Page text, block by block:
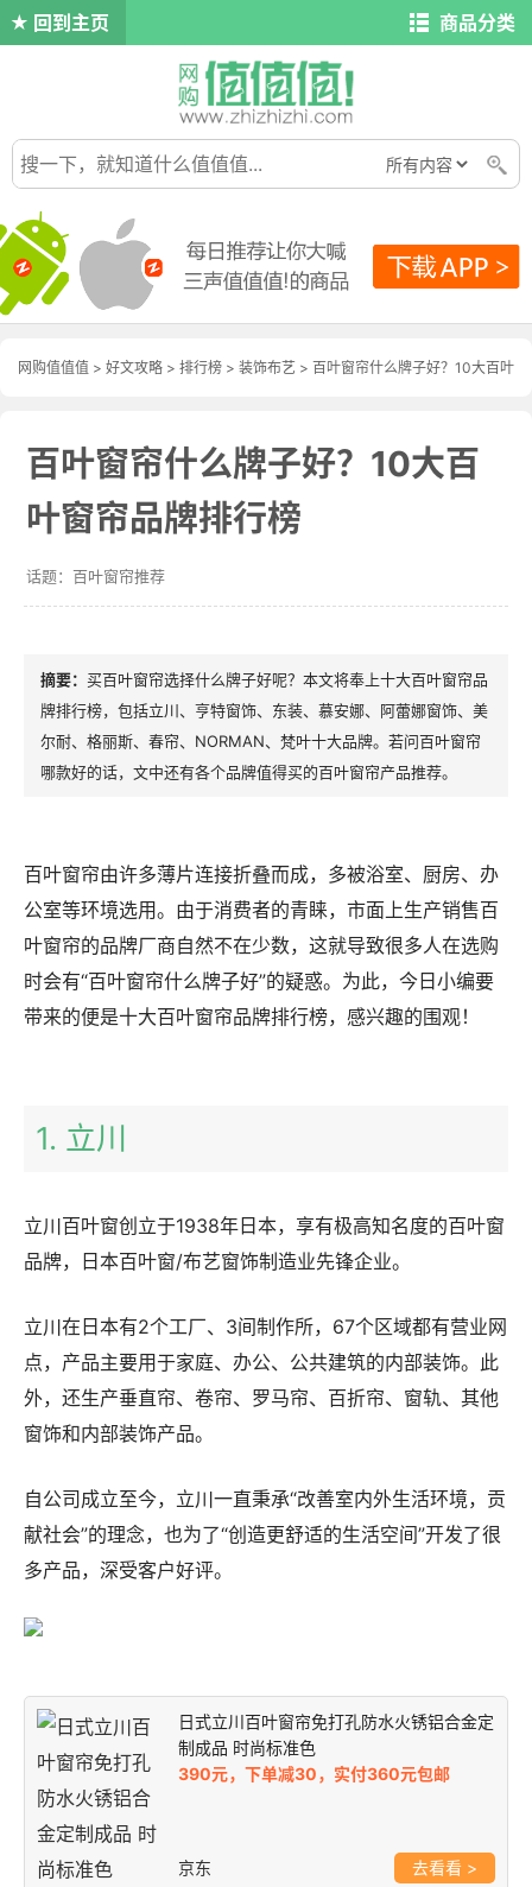
回到主页 商品分类
网购值值值 > 好文攻略 > 排行榜 > 装饰布艺 > 百叶窗帘什么牌子好？10大百叶
百叶窗帘什么牌子好？10大百
叶窗帘品牌排行榜
百叶窗帘推荐
买百叶窗帘选择什么牌子好呢？本文将奉上十大百叶窗帘品
牌排行榜，包括立川、亨特窗饰、东装、慕安娜、阿蕾娜窗饰、美
尔耐、格丽斯、春帘、NORMAN、梵叶十大品牌。若问百叶窗帘
哪款好的话，文中还有各个品牌值得买的百叶窗帘产品推荐。
百叶窗帘由许多薄片连接折叠而成，多被浴室、厨房、办
公室等环境选用。由于消费者的青睐，市面上生产销售百
叶窗帘的品牌厂商自然不在少数，这就导致很多人在选购
时会有“百叶窗帘什么牌子好”的疑惑。为此，今日小编要
带来的便是十大百叶窗帘品牌排行榜，感兴趣的围观！
1. 立川
立川百叶窗创立于1938年日本，享有极高知名度的百叶窗
品牌，日本百叶窗/布艺窗饰制造业先锋企业。
立川在日本有2个工厂、3间制作所，67个区域都有营业网
点，产品主要用于家庭、办公、公共建筑的内部装饰。此
外，还生产垂直帘、卷帘、罗马帘、百折帘、窗轨、其他
窗饰和内部装饰产品。
自公司成立至今，立川一直秉承“改善室内外生活环境，贡
献社会”的理念，也为了“创造更舒适的生活空间”开发了很
多产品，深受客户好评。
日式立川百叶窗帘免打孔防水火锈铝合金定
制成品 时尚标准色
390元，下单减30，实付360元包邮
京东 >